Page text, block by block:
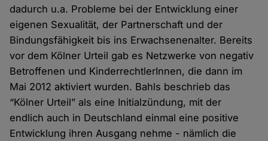
dadurch u.a. Probleme bei der Entwicklung einer
eigenen Sexualität, der Partnerschaft und der
Bindungsfähigkeit bis ins Erwachsenenalter. Bereits
vor dem Kölner Urteil gab es Netzwerke von negativ
Betroffenen und KinderrechtlerInnen, die dann im
Mai 2012 aktiviert wurden. Bahls beschrieb das
“Kölner Urteil” als eine Initialzündung, mit der
endlich auch in Deutschland einmal eine positive
Entwicklung ihren Ausgang nehme - nämlich die